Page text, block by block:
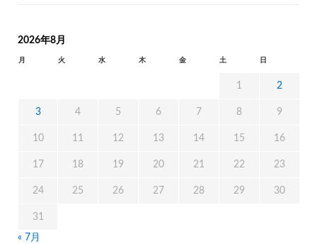
2026年8月
月 火 水 木 金 土 日
1 2
3 4 5 6 7 8 9
10 11 12 13 14 15 16
17 18 19 20 21 22 23
24 25 26 27 28 29 30
31
« 7月